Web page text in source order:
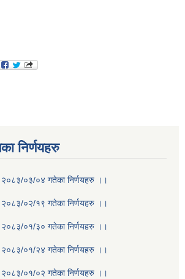
निर्णयहरु
२०८३/०३/०४ गतेका निर्णयहरु ।।
२०८३/०२/१९ गतेका निर्णयहरु ।।
२०८३/०१/३० गतेका निर्णयहरु ।।
२०८३/०१/२४ गतेका निर्णयहरु ।।
२०८३/०१/०२ गतेका निर्णयहरु ।।